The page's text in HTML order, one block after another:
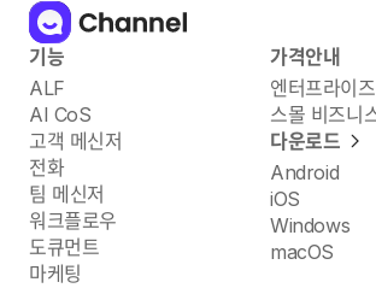
기능
ALF
AI CoS
고객 메신저
전화
팀 메신저
워크플로우
도큐먼트
마케팅
가격안내
엔터프라이즈
스몰 비즈니
다운로드
Android
iOS
Windows
macOS